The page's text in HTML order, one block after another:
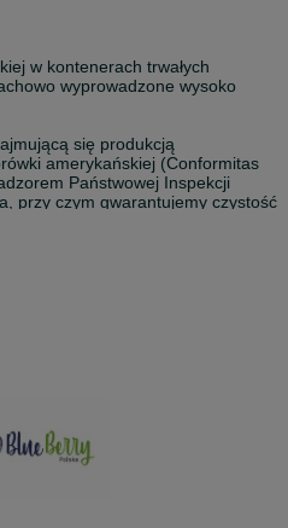
w kontenerach trwałych
wyprowadzone wysoko
się produkcją
amerykańskiej (Conformitas
Państwowej Inspekcji
przy czym gwarantujemy czystość
plon.
kraju i za granicą. Naszym klientom
w zakładaniu własnych plantacji